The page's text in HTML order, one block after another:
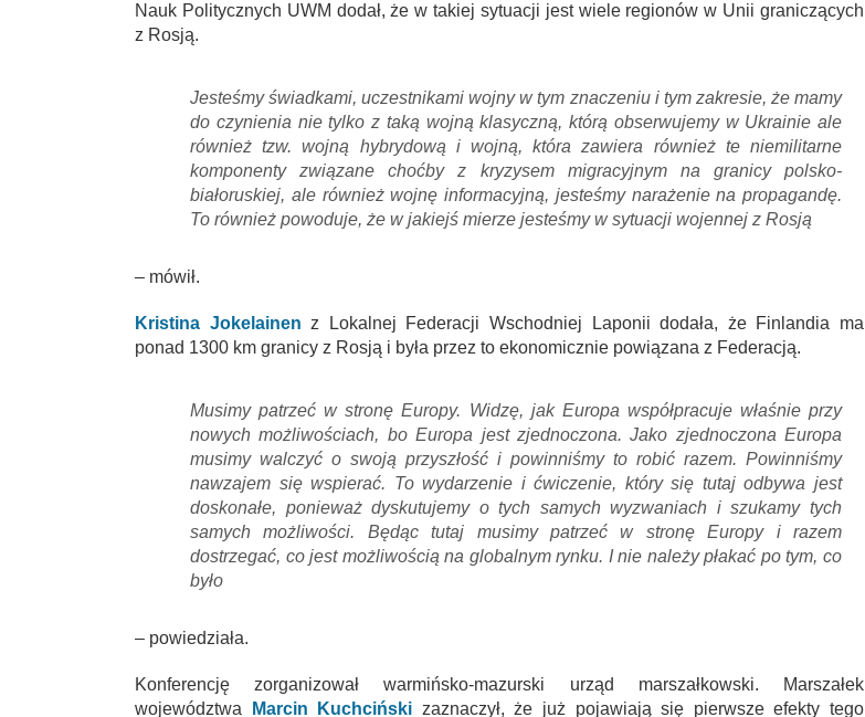
Nauk Politycznych UWM dodał, że w takiej sytuacji jest wiele regionów w Unii graniczących
z Rosją.
Jesteśmy świadkami, uczestnikami wojny w tym znaczeniu i tym zakresie, że mamy
do czynienia nie tylko z taką wojną klasyczną, którą obserwujemy w Ukrainie ale
również tzw. wojną hybrydową i wojną, która zawiera również te niemilitarne
komponenty związane choćby z kryzysem migracyjnym na granicy polsko-
białoruskiej, ale również wojnę informacyjną, jesteśmy narażenie na propagandę.
To również powoduje, że w jakiejś mierze jesteśmy w sytuacji wojennej z Rosją
– mówił.
Kristina Jokelainen z Lokalnej Federacji Wschodniej Laponii dodała, że Finlandia ma
ponad 1300 km granicy z Rosją i była przez to ekonomicznie powiązana z Federacją.
Musimy patrzeć w stronę Europy. Widzę, jak Europa współpracuje właśnie przy
nowych możliwościach, bo Europa jest zjednoczona. Jako zjednoczona Europa
musimy walczyć o swoją przyszłość i powinniśmy to robić razem. Powinniśmy
nawzajem się wspierać. To wydarzenie i ćwiczenie, który się tutaj odbywa jest
doskonałe, ponieważ dyskutujemy o tych samych wyzwaniach i szukamy tych
samych możliwości. Będąc tutaj musimy patrzeć w stronę Europy i razem
dostrzegać, co jest możliwością na globalnym rynku. I nie należy płakać po tym, co
było
– powiedziała.
Konferencję zorganizował warmińsko-mazurski urząd marszałkowski. Marszałek
województwa
Marcin Kuchciński zaznaczył, że już pojawiają się pierwsze efekty tego